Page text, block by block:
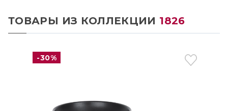
ТОВАРЫ ИЗ КОЛЛЕКЦИИ 1826
-30%